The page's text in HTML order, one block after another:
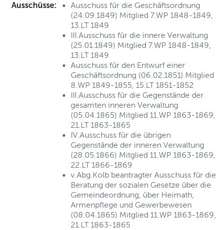
Ausschüsse:
Ausschuss für die Geschäftsordnung
(24.09.1849) Mitglied 7.WP 1848-1849,
13.LT 1849
III.Ausschuss für die innere Verwaltung
(25.01.1849) Mitglied 7.WP 1848-1849,
13.LT 1849
Ausschuss für den Entwurf einer
Geschäftsordnung (06.02.1851) Mitglied
8.WP 1849-1855, 15.LT 1851-1852
III.Ausschuss für die Gegenstände der
gesamten inneren Verwaltung
(05.04.1865) Mitglied 11.WP 1863-1869,
21.LT 1863-1865
IV.Ausschuss für die übrigen
Gegenstände der inneren Verwaltung
(28.05.1866) Mitglied 11.WP 1863-1869,
22.LT 1866-1869
v.Abg.Kolb beantragter Ausschuss für die
Beratung der sozialen Gesetze über die
Gemeindeordnung, über Heimath,
Armenpflege und Gewerbewesen
(08.04.1865) Mitglied 11.WP 1863-1869,
21.LT 1863-1865